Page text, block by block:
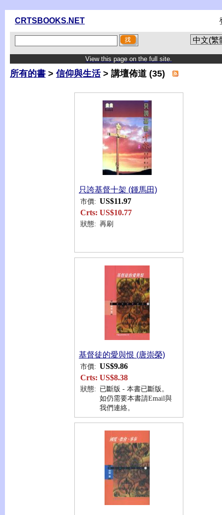
CRTSBOOKS.NET
View this page on the full site.
所有的書 > 信仰與生活> 講壇佈道 (35)
只誇基督十架 (鍾馬田)
市價: US$11.97
Crts: US$10.77
狀態: 再刷
基督徒的愛與恨 (唐崇榮)
市價: US$9.86
Crts: US$8.38
狀態: 已斷版 - 本書已斷版。
如仍需要本書請Email與
我們連絡。